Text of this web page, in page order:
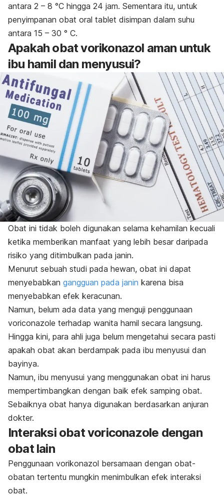
antara 2 – 8 °C hingga 24 jam. Sementara itu, untuk
penyimpanan obat oral tablet disimpan dalam suhu
antara 15 – 30 ° C.
Apakah obat vorikonazol aman untuk
ibu hamil dan menyusui?
Obat ini tidak boleh digunakan selama kehamilan kecuali
ketika memberikan manfaat yang lebih besar daripada
risiko yang ditimbulkan pada janin.
Menurut sebuah studi pada hewan, obat ini dapat
menyebabkan gangguan pada janin karena bisa
menyebabkan efek keracunan.
Namun, belum ada data yang menguji penggunaan
voriconazole terhadap wanita hamil secara langsung.
Hingga kini, para ahli juga belum mengetahui secara pasti
apakah obat akan berdampak pada ibu menyusui dan
bayinya.
Namun, ibu menyusui yang menggunakan obat ini harus
mempertimbangkan dengan baik efek samping obat.
Sebaiknya obat hanya digunakan berdasarkan anjuran
dokter.
Interaksi obatvoriconazole dengan
obat lain
Penggunaan vorikonazol bersamaan dengan obat-
obatan tertentu mungkin menimbulkan efek interaksi
obat.